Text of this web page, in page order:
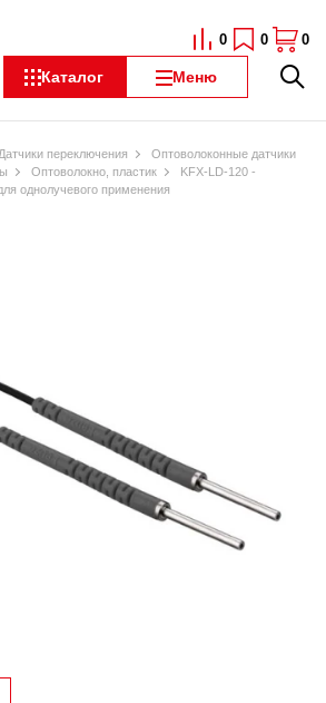
Каталог Меню
0 0 0
Датчики переключения
Оптоволоконные датчики
Оптоволокно, пластик
KFX-LD-120 -
однолучевого применения